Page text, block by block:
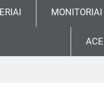
MONITORIAI